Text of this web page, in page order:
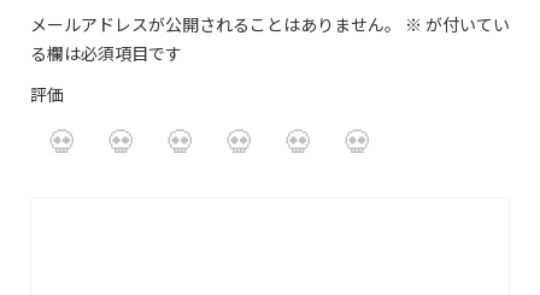
メールアドレスが公開されることはありません。 ※ が付いてい
る欄は必須項目です
評価